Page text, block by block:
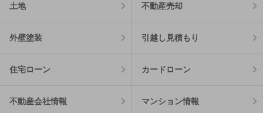
土地 不動産売却
外壁塗装 引越し見積もり
住宅ローン カードローン
不動産会社情報 マンション情報